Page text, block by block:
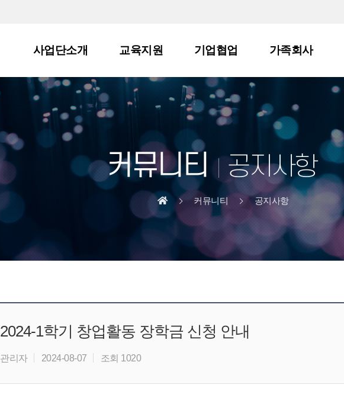
사업단소개 교육지원 기업협업 가족회사
커뮤니티 공지사항
커뮤니티 공지사항
2024-1학기 창업활동 장학금 신청 안내
관리자 2024-08-07 조회 1020